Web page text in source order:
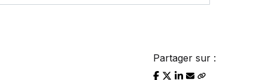
Partager sur :